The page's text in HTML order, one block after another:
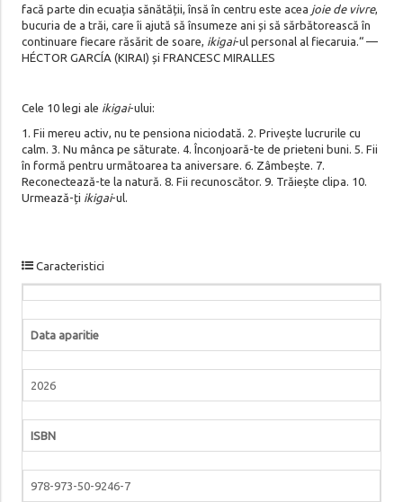
facă parte din ecuația sănătății, însă în centru este acea joie de vivre,
bucuria de a trăi, care îi ajută să însumeze ani și să sărbătorească în
continuare fiecare răsărit de soare, ikigai-ul personal al fiecaruia.“ —
HÉCTOR GARCÍA (KIRAI) și FRANCESC MIRALLES
Cele 10 legi ale ikigai-ului:
1. Fii mereu activ, nu te pensiona niciodată. 2. Privește lucrurile cu
calm. 3. Nu mânca pe săturate. 4. Înconjoară-te de prieteni buni. 5. Fii
în formă pentru următoarea ta aniversare. 6. Zâmbește. 7.
Reconectează-te la natură. 8. Fii recunoscător. 9. Trăiește clipa. 10.
Urmează-ți ikigai-ul.
Caracteristici
Data aparitie
2026
ISBN
978-973-50-9246-7